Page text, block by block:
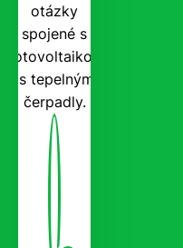
otázky
spojené s
fotovoltaikou
i s tepelnými
čerpadly.